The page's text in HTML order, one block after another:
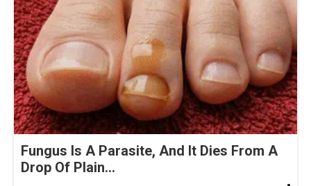
Fungus Is A Parasite, And It Dies From A
Drop Of Plain...